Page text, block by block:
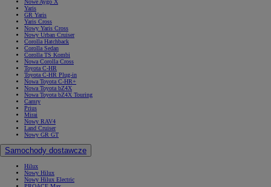
Yaris
GR Yaris
Yaris Cross
Nowy Yaris Cross
Nowy Urban Cruiser
Corolla Hatchback
Corolla Sedan
Corolla TS Kombi
Nowa Corolla Cross
Toyota C-HR
Toyota C-HR Plug-in
Nowa Toyota C-HR+
Nowa Toyota bZ4X
Nowa Toyota bZ4X Touring
Camry
Prius
Mirai
Nowy RAV4
Land Cruiser
Nowy GR GT
Samochody dostawcze
Hilux
Nowy Hilux
Nowy Hilux Electric